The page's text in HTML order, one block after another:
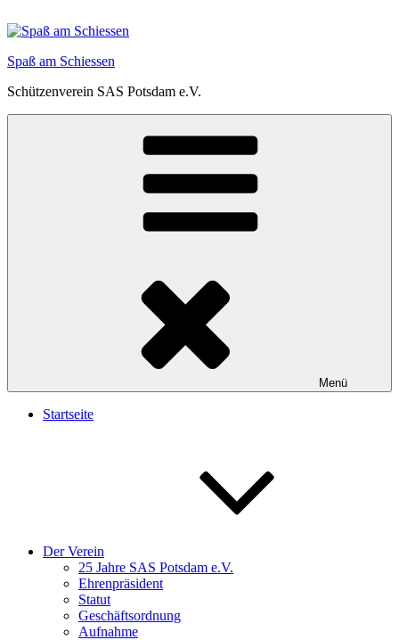
Inhalt
Spaß am Schiessen
Schützenverein SAS Potsdam e.V.
Menü
Startseite
Der Verein
25 Jahre SAS Potsdam e.V.
Ehrenpräsident
Statut
Geschäftsordnung
Aufnahme